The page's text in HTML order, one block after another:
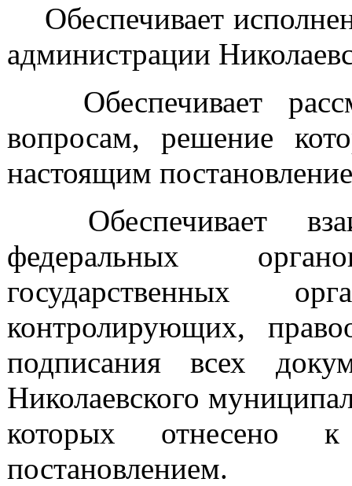
Обеспечивает
администрации
Обеспечивает
вопросам, решение
настоящим
Обеспечивает
федеральных
государственных
контролирующих,
подписания всех
Николаевского
которых отнесено
постановлением.